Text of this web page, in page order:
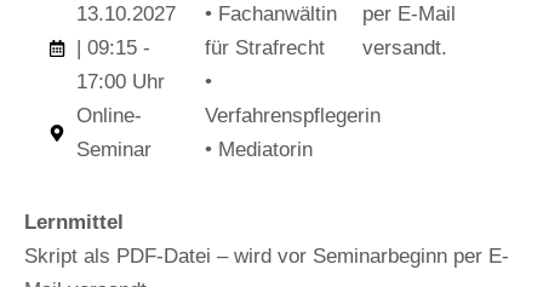
13.10.2027
| 09:15 -
17:00 Uhr
Online-
Seminar
• Fachanwältin
für Strafrecht
•
Verfahrenspflegerin
• Mediatorin
per E-Mail
versandt.
Lernmittel
Skript als PDF-Datei – wird vor Seminarbeginn per E-